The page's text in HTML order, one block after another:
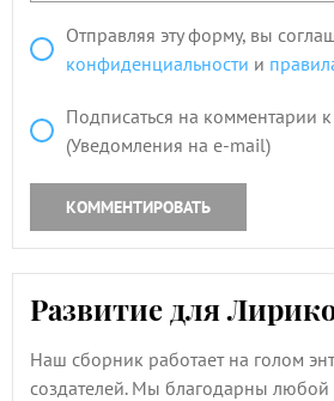
Отправляя эту форму, вы
конфиденциальности и
Подписаться на комментарии
(Уведомления на e-mail)
КОММЕНТИРОВАТЬ
Развитие для
Наш сборник работает на голом
создателей. Мы благодарны